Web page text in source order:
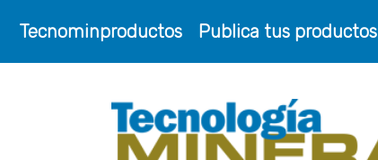
Tecnominproductos Publica tus productos